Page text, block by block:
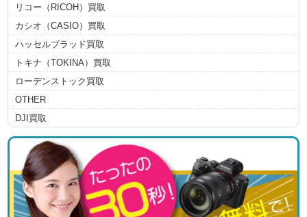
リコー（RICOH）買取
カシオ（CASIO）買取
ハッセルブラッド買取
トキナ（TOKINA）買取
ローデンストック買取
OTHER
DJI買取